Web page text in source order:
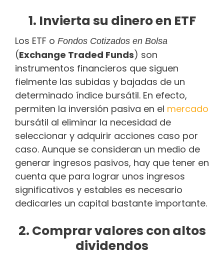
1. Invierta su dinero en ETF
Los ETF o Fondos Cotizados en Bolsa
(Exchange Traded Funds) son
instrumentos financieros que siguen
fielmente las subidas y bajadas de un
determinado índice bursátil. En efecto,
permiten la inversión pasiva en el mercado
bursátil al eliminar la necesidad de
seleccionar y adquirir acciones caso por
caso. Aunque se consideran un medio de
generar ingresos pasivos, hay que tener en
cuenta que para lograr unos ingresos
significativos y estables es necesario
dedicarles un capital bastante importante.
2. Comprar valores con altos
dividendos